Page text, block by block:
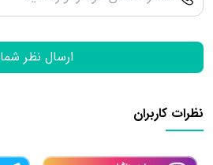
ارسال نظر شما
نظرات کاربران